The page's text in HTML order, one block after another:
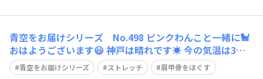
青空をお届けシリーズ No.498 ピンクわんこと一緒に🐩
おはようございます😃 神戸は晴れです☀️ 今の気温は3
度、予想最高気温は12度です 今日のストレッチは、難易
度⭐️⭐️ 立ってでも、座ってでも行って頂けます。 骨盤を立
青空をお届けシリーズ ストレッチ 肩甲骨をほぐす